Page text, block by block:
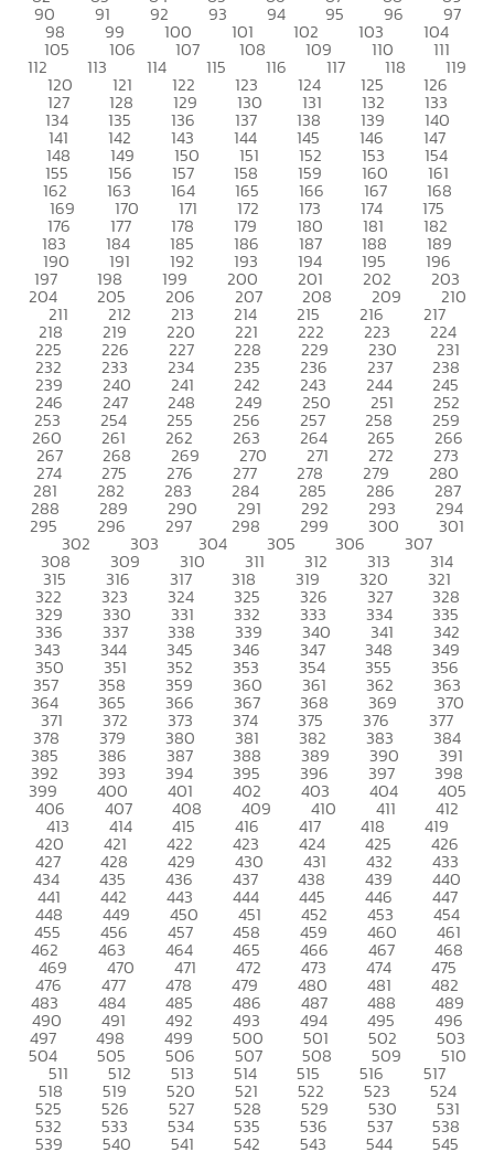
90 91 92 93 94 95 96 97
98 99 100 101 102 103 104
105 106 107 108 109 110 111
112 113 114 115 116 117 118 119
120 121 122 123 124 125 126
127 128 129 130 131 132 133
134 135 136 137 138 139 140
141 142 143 144 145 146 147
148 149 150 151 152 153 154
155 156 157 158 159 160 161
162 163 164 165 166 167 168
169 170 171 172 173 174 175
176 177 178 179 180 181 182
183 184 185 186 187 188 189
190 191 192 193 194 195 196
197 198 199 200 201 202 203
204 205 206 207 208 209 210
211 212 213 214 215 216 217
218 219 220 221 222 223 224
225 226 227 228 229 230 231
232 233 234 235 236 237 238
239 240 241 242 243 244 245
246 247 248 249 250 251 252
253 254 255 256 257 258 259
260 261 262 263 264 265 266
267 268 269 270 271 272 273
274 275 276 277 278 279 280
281 282 283 284 285 286 287
288 289 290 291 292 293 294
295 296 297 298 299 300 301
302 303 304 305 306 307
308 309 310 311 312 313 314
315 316 317 318 319 320 321
322 323 324 325 326 327 328
329 330 331 332 333 334 335
336 337 338 339 340 341 342
343 344 345 346 347 348 349
350 351 352 353 354 355 356
357 358 359 360 361 362 363
364 365 366 367 368 369 370
371 372 373 374 375 376 377
378 379 380 381 382 383 384
385 386 387 388 389 390 391
392 393 394 395 396 397 398
399 400 401 402 403 404 405
406 407 408 409 410 411 412
413 414 415 416 417 418 419
420 421 422 423 424 425 426
427 428 429 430 431 432 433
434 435 436 437 438 439 440
441 442 443 444 445 446 447
448 449 450 451 452 453 454
455 456 457 458 459 460 461
462 463 464 465 466 467 468
469 470 471 472 473 474 475
476 477 478 479 480 481 482
483 484 485 486 487 488 489
490 491 492 493 494 495 496
497 498 499 500 501 502 503
504 505 506 507 508 509 510
511 512 513 514 515 516 517
518 519 520 521 522 523 524
525 526 527 528 529 530 531
532 533 534 535 536 537 538
539 540 541 542 543 544 545